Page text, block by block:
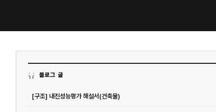
블로그 글
[구조] 내진성능평가 해설서(건축물)